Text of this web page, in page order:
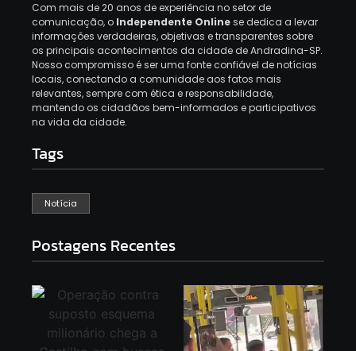
Com mais de 20 anos de experiência no setor de
comunicação, o Independente Onlinese dedica a levar
informações verdadeiras, objetivas e transparentes sobre
os principais acontecimentos da cidade de Andradina-SP.
Nosso compromisso é ser uma fonte confiável de notícias
locais, conectando a comunidade aos fatos mais
relevantes, sempre com ética e responsabilidade,
mantendo os cidadãos bem-informados e participativos
na vida da cidade.
Tags
Notícia
Postagens Recentes